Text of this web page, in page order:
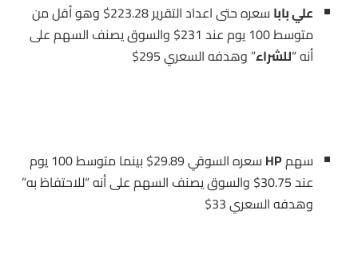
علي بابا
سعره حتى اعداد التقرير 223.28$ وهو أقل من
متوسط 100 يوم عند 231$ والسوق يصنف السهم على
أنه “للشراء” وهدفه السعري 295$
سهمHP
سعره السوقي 29.89$ بينما متوسط 100 يوم
عند 30.75$ والسوق يصنف السهم على أنه “للاحتفاظ به”
وهدفه السعري 33$